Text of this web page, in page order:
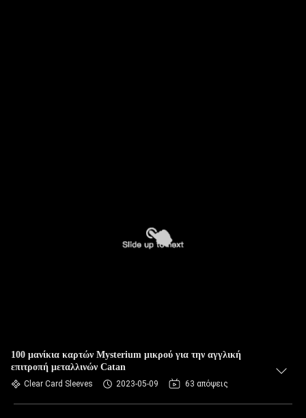
100 μανίκια καρτών Mysterium μικρού για την αγγλική
επιτροπή μεταλλινών Catan
Clear Card Sleeves 2023-05-09 63 απόψεις